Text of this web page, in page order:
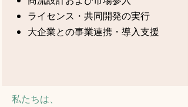
ライセンス・共同開発の実行
大企業との事業連携・導入支援
私たちは、